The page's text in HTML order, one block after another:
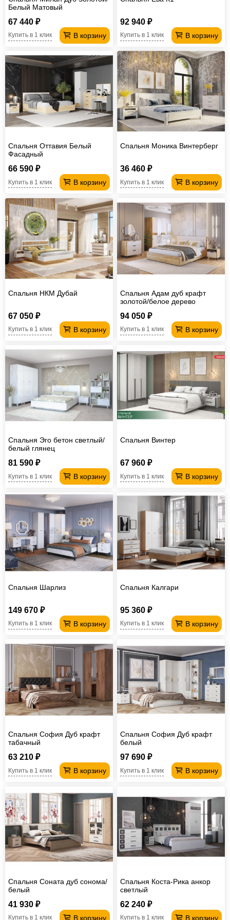
Белый Матовый
67 440 ₽
В корзину
Купить в 1 клик
92 940 ₽
В корзину
Купить в 1 клик
Спальня Оттавия Белый
Фасадный
66 590 ₽
В корзину
Купить в 1 клик
Спальня Моника Винтерберг
36 460 ₽
В корзину
Купить в 1 клик
Спальня НКМ Дубай
67 050 ₽
В корзину
Купить в 1 клик
Спальня Адам дуб крафт
золотой/белое дерево
94 050 ₽
В корзину
Купить в 1 клик
Спальня Эго бетон светлый/
белый глянец
81 590 ₽
В корзину
Купить в 1 клик
Спальня Винтер
67 960 ₽
В корзину
Купить в 1 клик
Спальня Шарлиз
149 670 ₽
В корзину
Купить в 1 клик
Спальня Калгари
95 360 ₽
В корзину
Купить в 1 клик
Спальня София Дуб крафт
табачный
63 210 ₽
В корзину
Купить в 1 клик
Спальня София Дуб крафт
белый
97 690 ₽
В корзину
Купить в 1 клик
Спальня Соната дуб сонома/
белый
41 930 ₽
В корзину
Купить в 1 клик
Спальня Коста-Рика анкор
светлый
62 240 ₽
В корзину
Купить в 1 клик